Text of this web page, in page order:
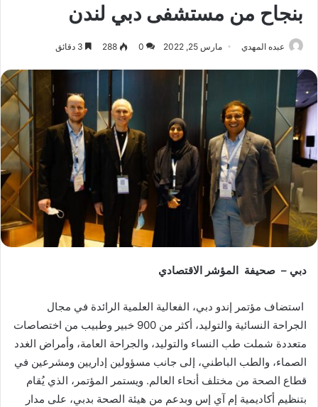
بنجاح من مستشفى دبي لندن
عبده المهدي مارس 25, 2022 0
288
دبي – صحيفة المؤشر الاقتصادي
استضاف مؤتمر إندو دبي، الفعالية العلمية الرائدة في مجال
الجراحة النسائية والتوليد، أكثر من 900 خبير وطبيب من اختصاصات
متعددة شملت طب النساء والتوليد، والجراحة العامة، وأمراض الغدد
الصماء، والطب الباطني، إلى جانب مسؤولين إداريين ومشرعين في
قطاع الصحة من مختلف أنحاء العالم. ويستمر المؤتمر، الذي يُقام
بتنظيم أكاديمية إم آي إس وبدعم من هيئة الصحة بدبي، على مدار